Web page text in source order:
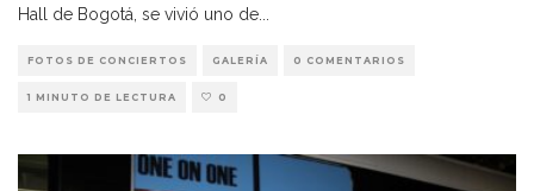
Hall de Bogotá, se vivió uno de...
FOTOS DE CONCIERTOS GALERÍA 0 COMENTARIOS
1 MINUTO DE LECTURA 0